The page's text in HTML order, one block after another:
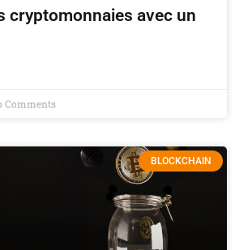
cryptomonnaies avec un
Comments
BLOCKCHAIN